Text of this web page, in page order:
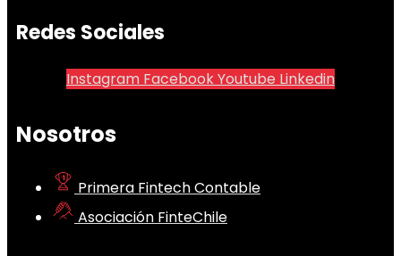
Redes Sociales
Instagram FacebookYoutube Linkedin
Nosotros
Primera Fintech Contable
Asociación FinteChile